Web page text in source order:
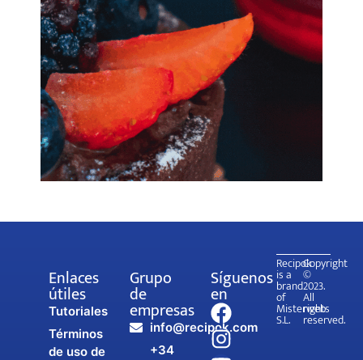
Enlaces
útiles
Tutoriales
Términos
de uso de
Grupo
de
empresas
info@recipok.com
+34
Síguenos
en
Recipok
is a
brand
of
Misterweb
S.L.
Copyright
©
2023.
All
rights
reserved.